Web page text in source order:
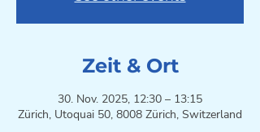
Zeit & Ort
30. Nov. 2025, 12:30 – 13:15
Zürich, Utoquai 50, 8008 Zürich, Switzerland